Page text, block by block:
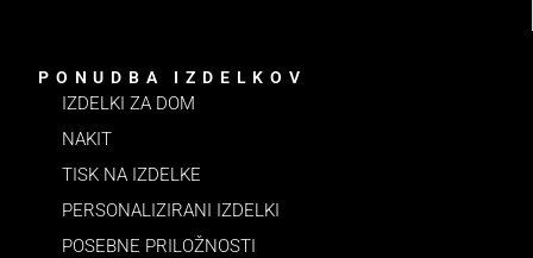
PONUDBA IZDELKOV
IZDELKI ZA DOM
NAKIT
TISK NA IZDELKE
PERSONALIZIRANI IZDELKI
POSEBNE PRILOŽNOSTI